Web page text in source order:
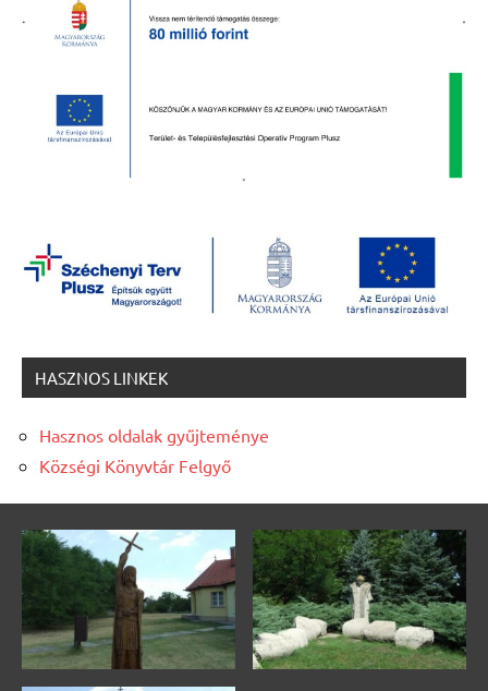
HASZNOS LINKEK
Hasznos oldalak gyűjteménye
Községi Könyvtár Felgyő